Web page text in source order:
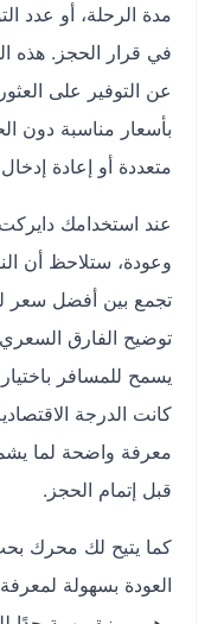
مدة الرحلة، أو عدد
في قرار الحجز. هذه الميزة
عن التوفير على العثور
بأسعار مناسبة دون الحاجة
متعددة أو إعادة إدخال
عند استخدامك دايركت
وعودة، ستلاحظ أن النظام
تجمع بين أفضل سعر
توضيح الفارق السعري بين
يسمح للمسافر باختيار
كانت الدرجة الاقتصادية
معرفة واضحة لما يشمله
قبل إتمام الحجز.
كما يتيح لك محرك بحث
العودة بسهولة لمعرفة